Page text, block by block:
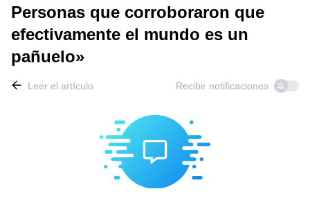
Personas que corroboraron que
efectivamente el mundo es un
pañuelo»
Leer el artículo Recibir notificaciones